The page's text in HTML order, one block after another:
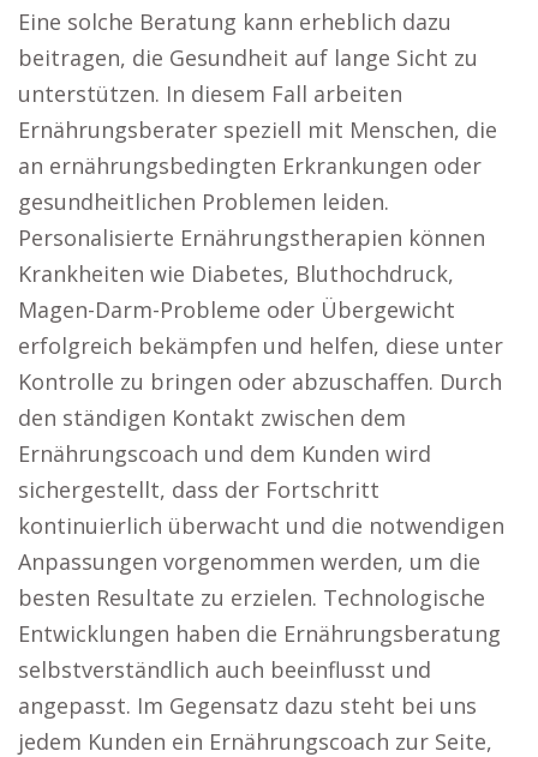
Eine solche Beratung kann erheblich dazu
beitragen, die Gesundheit auf lange Sicht zu
unterstützen. In diesem Fall arbeiten
Ernährungsberater speziell mit Menschen, die
an ernährungsbedingten Erkrankungen oder
gesundheitlichen Problemen leiden.
Personalisierte Ernährungstherapien können
Krankheiten wie Diabetes, Bluthochdruck,
Magen-Darm-Probleme oder Übergewicht
erfolgreich bekämpfen und helfen, diese unter
Kontrolle zu bringen oder abzuschaffen. Durch
den ständigen Kontakt zwischen dem
Ernährungscoach und dem Kunden wird
sichergestellt, dass der Fortschritt
kontinuierlich überwacht und die notwendigen
Anpassungen vorgenommen werden, um die
besten Resultate zu erzielen. Technologische
Entwicklungen haben die Ernährungsberatung
selbstverständlich auch beeinflusst und
angepasst. Im Gegensatz dazu steht bei uns
jedem Kunden ein Ernährungscoach zur Seite,